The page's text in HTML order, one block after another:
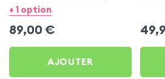
USB, Câble Secteur,
+ 1 option
89,00 €
AJOUTER